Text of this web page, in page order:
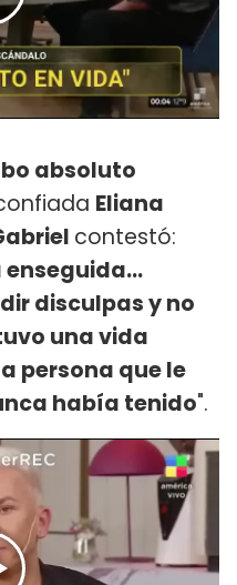
absoluto
Eliana
contestó:
disculpas y no
una vida
persona que le
había tenido".